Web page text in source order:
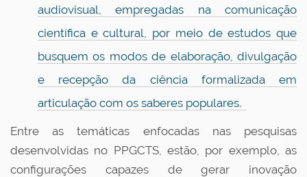
audiovisual, empregadas na comunicação
científica e cultural, por meio de estudos que
busquem os modos de elaboração, divulgação
e recepção da ciência formalizada em
articulação com os saberes populares.
Entre as temáticas enfocadas nas pesquisas
desenvolvidas no PPGCTS, estão, por exemplo, as
configurações capazes de gerar inovação